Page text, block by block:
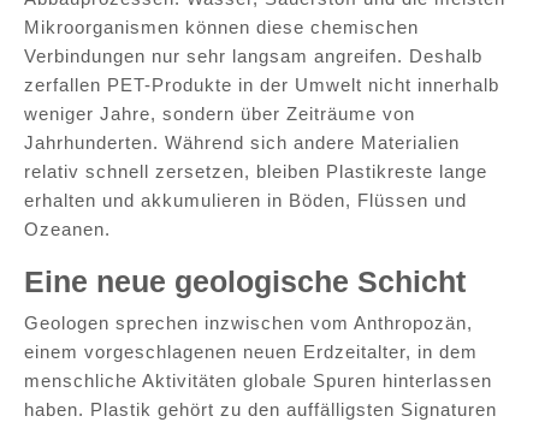
Mikroorganismen können diese chemischen
Verbindungen nur sehr langsam angreifen. Deshalb
zerfallen PET-Produkte in der Umwelt nicht innerhalb
weniger Jahre, sondern über Zeiträume von
Jahrhunderten. Während sich andere Materialien
relativ schnell zersetzen, bleiben Plastikreste lange
erhalten und akkumulieren in Böden, Flüssen und
Ozeanen.
Eine neue geologische Schicht
Geologen sprechen inzwischen vom Anthropozän,
einem vorgeschlagenen neuen Erdzeitalter, in dem
menschliche Aktivitäten globale Spuren hinterlassen
haben. Plastik gehört zu den auffälligsten Signaturen